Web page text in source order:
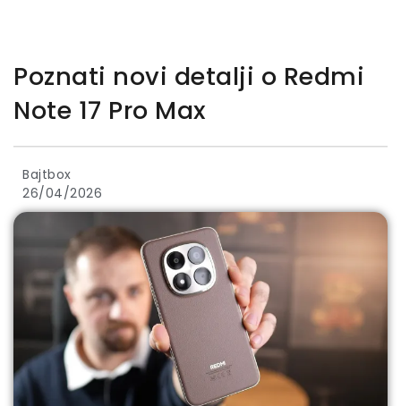
Poznati novi detalji o Redmi
Note 17 Pro Max
Bajtbox
26/04/2026